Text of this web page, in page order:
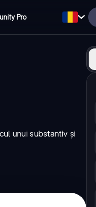
Pro
unui substantiv și